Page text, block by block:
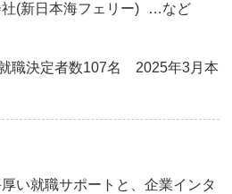
(新日本海フェリー)
…など
職決定者数107名 2025年3月本
い就職サポートと、企業インタ